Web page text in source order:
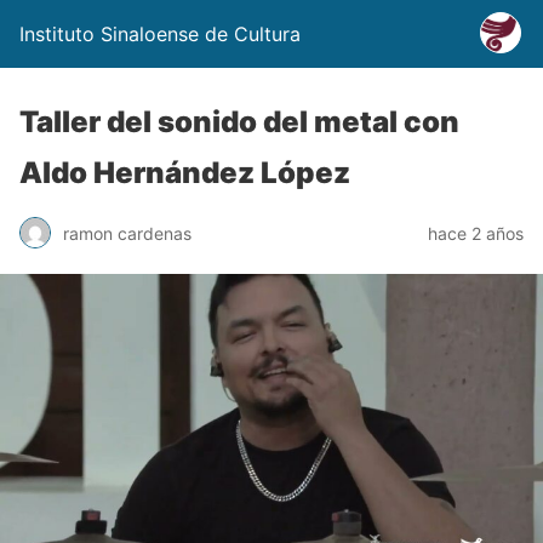
Instituto Sinaloense de Cultura
Taller del sonido del metal con
Aldo Hernández López
ramon cardenas hace 2 años